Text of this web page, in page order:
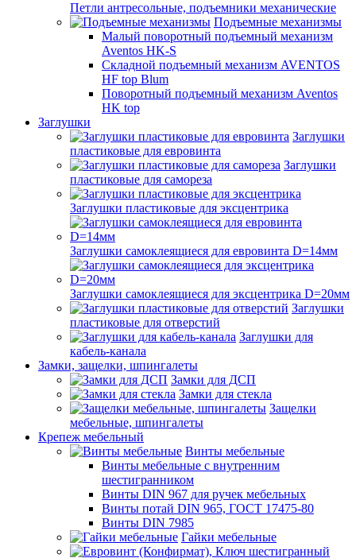
Петли антресольные, подъемники механические
Подъемные механизмы
Малый поворотный подъемный механизм
Aventos HK-S
Складной подъемный механизм AVENTOS
HF top Blum
Поворотный подъемный механизм Aventos
HK top
Заглушки
Заглушки
пластиковые для евровинта
Заглушки
пластиковые для самореза
Заглушки пластиковые для эксцентрика
Заглушки самоклеящиеся для евровинта D=14мм
Заглушки самоклеящиеся для эксцентрика D=20мм
Заглушки
пластиковые для отверстий
Заглушки для
кабель-канала
Замки, защелки, шпингалеты
Замки для ДСП
Замки для стекла
Защелки
мебельные, шпингалеты
Крепеж мебельный
Винты мебельные
Винты мебельные с внутренним
шестигранником
Винты DIN 967 для ручек мебельных
Винты потай DIN 965, ГОСТ 17475-80
Винты DIN 7985
Гайки мебельные